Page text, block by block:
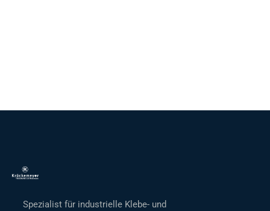
Spezialist für industrielle Klebe- und